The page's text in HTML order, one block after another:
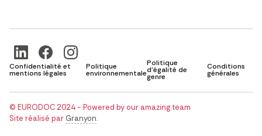
Confidentialité et
mentions légales
Politique
environnementale
Politique
d'égalité de
genre
Conditions
générales
© EURODOC 2024 - Powered by our amazing team
Site réalisé par Granyon.